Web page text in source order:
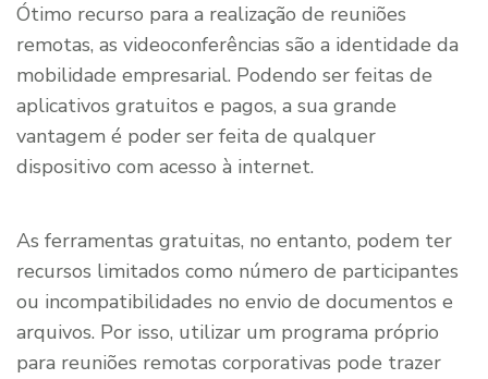
Ótimo recurso para a realização de reuniões
remotas, as videoconferências são a identidade da
mobilidade empresarial. Podendo ser feitas de
aplicativos gratuitos e pagos, a sua grande
vantagem é poder ser feita de qualquer
dispositivo com acesso à internet.
As ferramentas gratuitas, no entanto, podem ter
recursos limitados como número de participantes
ou incompatibilidades no envio de documentos e
arquivos. Por isso, utilizar um programa próprio
para reuniões remotas corporativas pode trazer